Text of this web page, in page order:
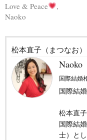
Love & Peace
,
Naoko
松本直子（まつなお）
Naoko
国際結婚
国際結
松本直
国際結
士）と